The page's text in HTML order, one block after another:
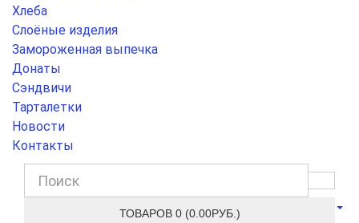
Хлеба
Слоёные изделия
Замороженная выпечка
Донаты
Сэндвичи
Тарталетки
Новости
Контакты
ТОВАРОВ 0 (0.00РУБ.)